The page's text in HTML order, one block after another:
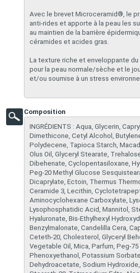
Avec le brevet Microceramid®, le
anti-rides et apporte à la peau les
au maintien de la barrière
céramides et acides gras.
La texture riche et enveloppante
pour la peau normale/sèche et le
et/ou soumise à un stress
Composition
​INGRÉDIENTS : Aqua, Glycerin,
Dimethicone, Cetyl Alcohol,
Polydecene, Tapioca Starch,
Olus Oil, Glyceryl Stearate,
Dibehenate, Cyclopentasiloxane,
Peg-20 Methyl Glucose
Dicaprylate, Ectoin, Thermus
Ceramide 3, Lecithin,
Aminocyclohexane Carboxylate,
Lysophosphatidic Acid, Mannitol,
Hyaluronate, Bis-Ethylhexyl
Benzylmalonate, Candelilla Cera,
Ceteth-20, Cholesterol, Glyceryl
Vegetable Oil, Mica, Parfum, Peg-
Phenoxyethanol, Potassium
Dehydroacetate, Sodium